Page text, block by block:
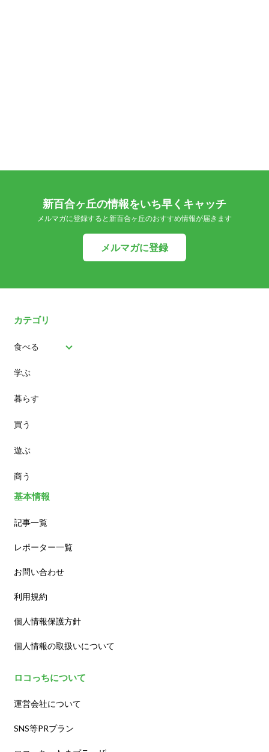
新百合ヶ丘の情報をいち早くキャッチ
メルマガに登録すると新百合ヶ丘のおすすめ情報が届きます
メルマガに登録
カテゴリ
食べる
パン
スイーツ
ランチ
カフェ
学ぶ
暮らす
買う
遊ぶ
商う
基本情報
記事一覧
レポーター一覧
お問い合わせ
利用規約
個人情報保護方針
個人情報の取扱いについて
ロコっちについて
運営会社について
SNS等PRプラン